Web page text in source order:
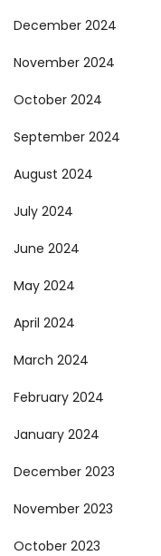
December 2024
November 2024
October 2024
September 2024
August 2024
July 2024
June 2024
May 2024
April 2024
March 2024
February 2024
January 2024
December 2023
November 2023
October 2023